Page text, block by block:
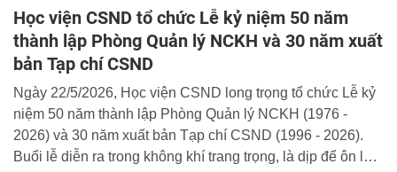
Học viện CSND tổ chức Lễ kỷ niệm 50 năm
thành lập Phòng Quản lý NCKH và 30 năm xuất
bản Tạp chí CSND
Ngày 22/5/2026, Học viện CSND long trọng tổ chức Lễ kỷ
niệm 50 năm thành lập Phòng Quản lý NCKH (1976 -
2026) và 30 năm xuất bản Tạp chí CSND (1996 - 2026).
Buổi lễ diễn ra trong không khí trang trọng, là dịp để ôn lại